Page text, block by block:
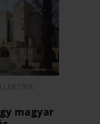
magyar